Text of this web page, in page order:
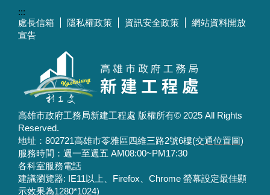
:::
處長信箱
隱私權政策 資訊安全政策
網站資料開放
宣告
高雄市政府工務局新建工程處 版權所有© 2025 All Rights
Reserved.
地址：802721高雄市苓雅區四維三路2號6樓(交通位置圖)
服務時間：週一至週五 AM08:00~PM17:30
各科室服務電話
建議瀏覽器: IE11以上、Firefox、Chrome 螢幕設定最佳顯
示效果為1280*1024)